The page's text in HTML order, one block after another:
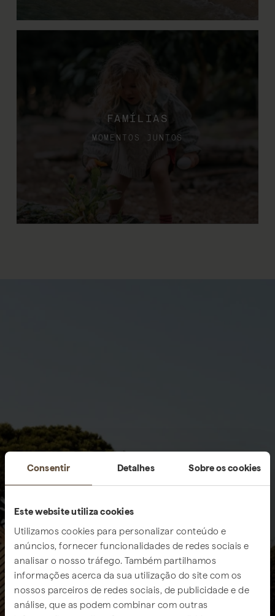
Consentir Detalhes Sobre os cookies
Este website utiliza cookies
Utilizamos cookies para personalizar conteúdo e
anúncios, fornecer funcionalidades de redes sociais e
analisar o nosso tráfego. Também partilhamos
informações acerca da sua utilização do site com os
nossos parceiros de redes sociais, de publicidade e de
análise, que as podem combinar com outras
FAMÍLIAS
MOMENTOS JUNTOS